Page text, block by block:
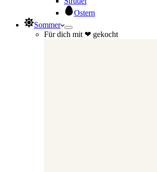
Ostern
Sommer
Für dich mit ❤ gekocht